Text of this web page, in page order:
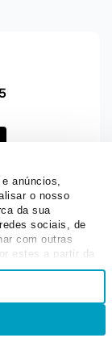
anúncios,
o nosso
da sua
sociais, de
com outras
estes a partir da